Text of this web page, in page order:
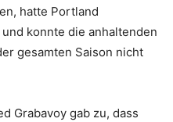
hatte Portland
konnte die anhaltenden
gesamten Saison nicht
Grabavoy gab zu, dass